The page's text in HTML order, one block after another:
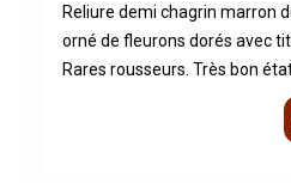
Reliure demi chagrin marron
orné de fleurons dorés avec
Rares rousseurs. Très bon